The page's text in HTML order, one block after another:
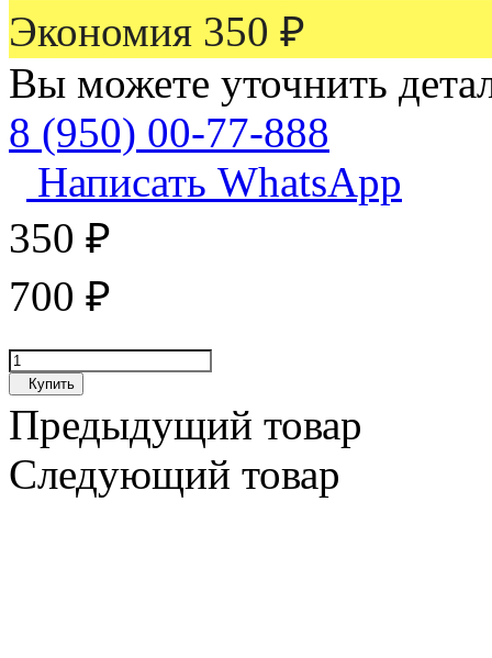
Экономия 350 ₽
Вы можете уточнить
8 (950) 00-77-888
Написать WhatsApp
350 ₽
700 ₽
Купить
Предыдущий товар
Следующий товар